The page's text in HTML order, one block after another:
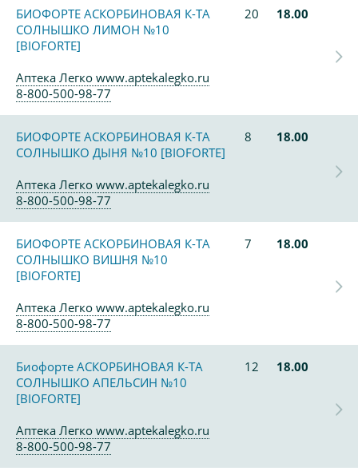
БИОФОРТЕ АСКОРБИНОВАЯ К-ТА
СОЛНЫШКО ЛИМОН №10
[BIOFORTE]
20 18.00
Аптека Легко www.aptekalegko.ru
8-800-500-98-77
БИОФОРТЕ АСКОРБИНОВАЯ К-ТА
СОЛНЫШКО ДЫНЯ №10 [BIOFORTE]
8 18.00
Аптека Легко www.aptekalegko.ru
8-800-500-98-77
БИОФОРТЕ АСКОРБИНОВАЯ К-ТА
СОЛНЫШКО ВИШНЯ №10
[BIOFORTE]
7 18.00
Аптека Легко www.aptekalegko.ru
8-800-500-98-77
Биофорте АСКОРБИНОВАЯ К-ТА
СОЛНЫШКО АПЕЛЬСИН №10
[BIOFORTE]
12 18.00
Аптека Легко www.aptekalegko.ru
8-800-500-98-77